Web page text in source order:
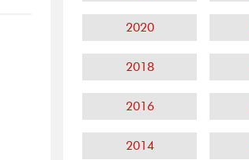
2020
2018
2016
2014